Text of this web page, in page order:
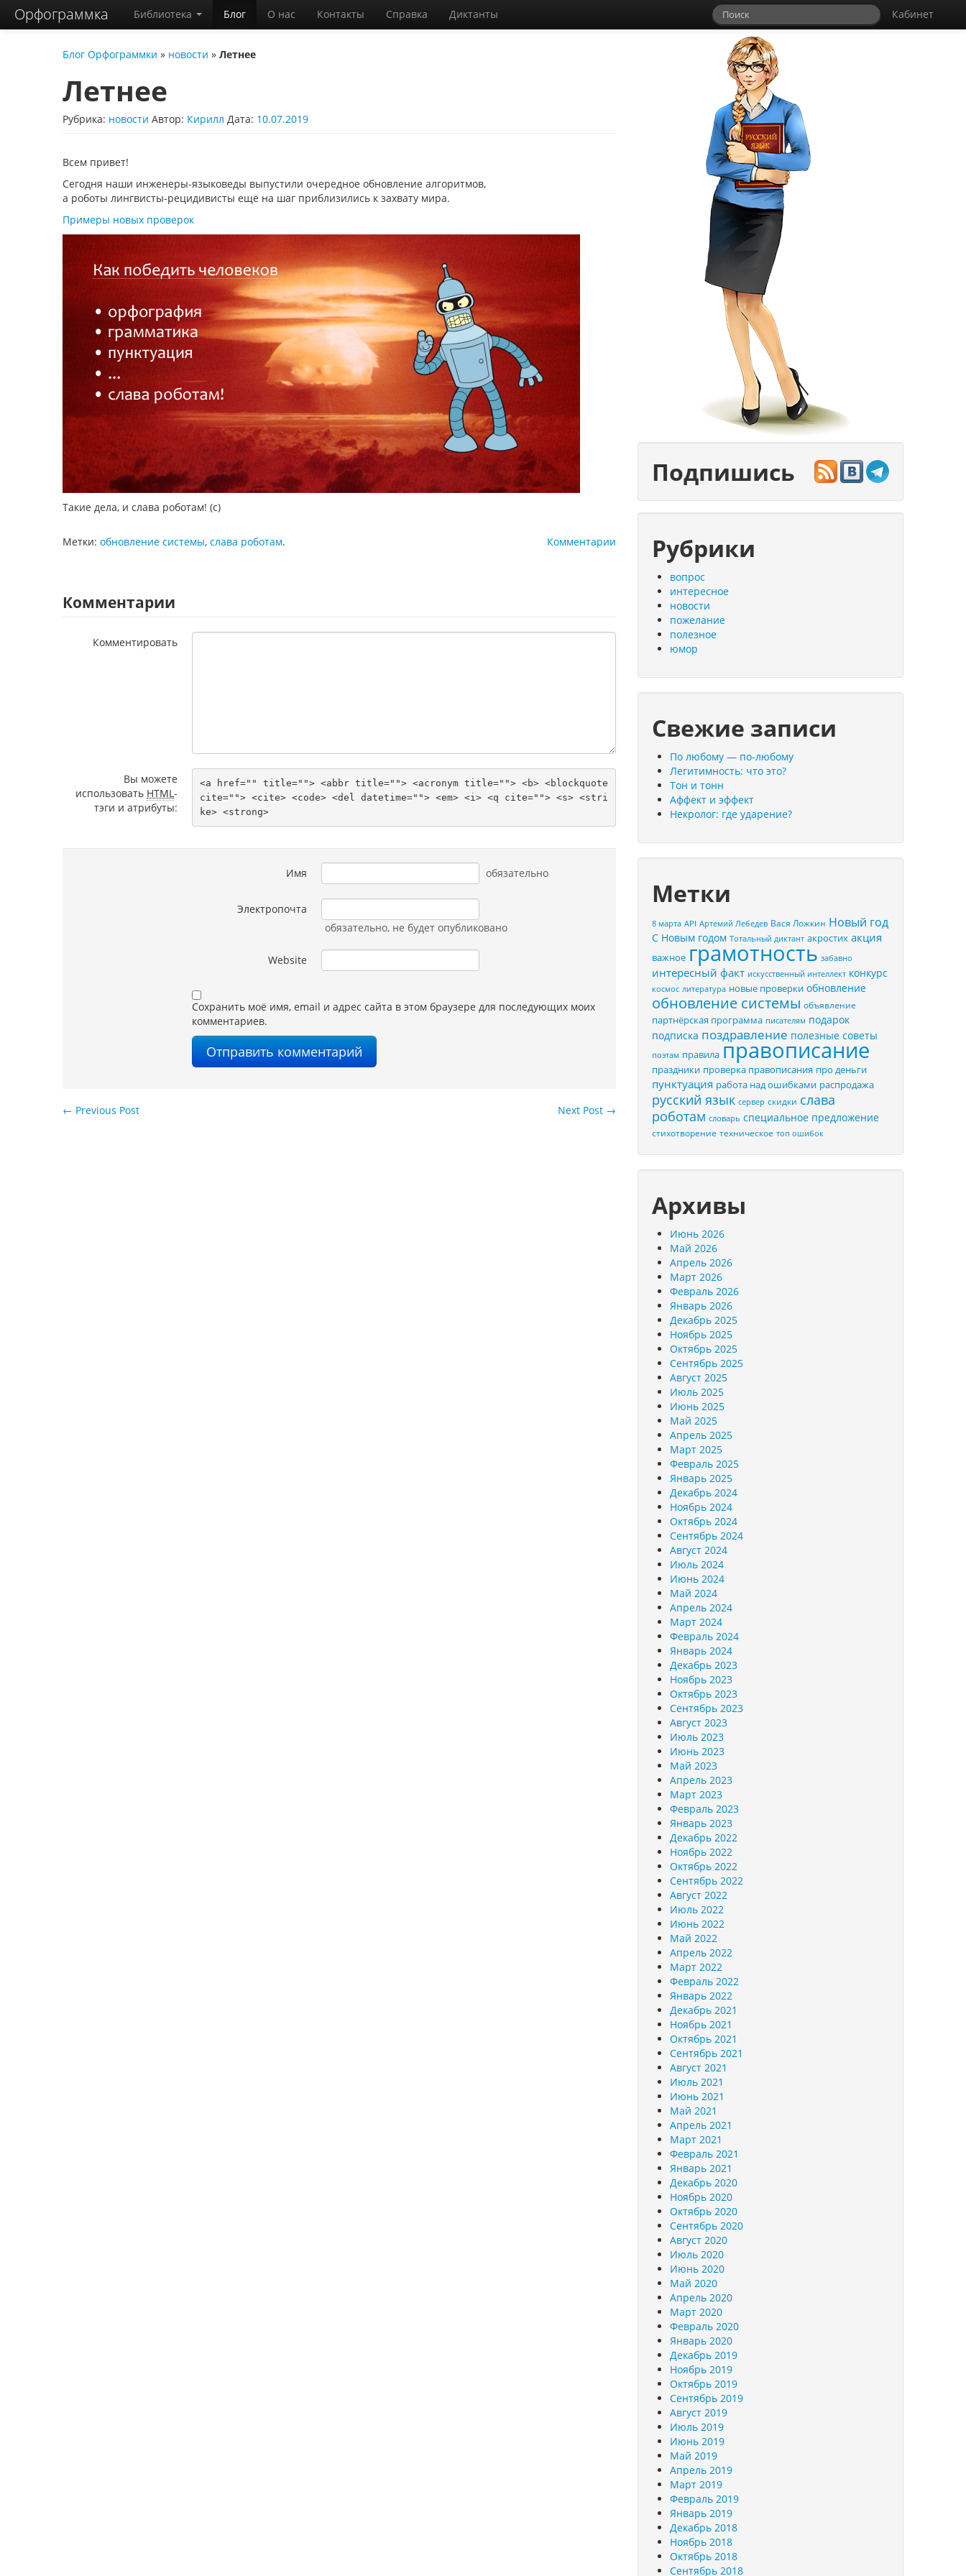
Орфограммка Кабинет
Библиотека Блог О нас Контакты Справка Диктанты
Блог Орфограммки » новости » Летнее
Летнее
Рубрика: новости Автор: Кирилл Дата: 10.07.2019
Всем привет!
Сегодня наши инженеры-языковеды выпустили очередное обновление алгоритмов,
а роботы лингвисты-рецидивисты ещё на шаг приблизились к захвату мира.
Примеры новых проверок
Такие дела, и слава роботам! (с)
Комментарии
Метки: обновление системы, слава роботам.
Комментарии
Комментировать
Вы можете
использовать HTML-
тэги и атрибуты:
<a href="" title=""> <abbr title=""> <acronym title=""> <b> <blockquote
cite=""> <cite> <code> <del datetime=""> <em> <i> <q cite=""> <s> <stri
ke> <strong>
Имя обязательно
Электропочта
обязательно, не будет опубликовано
Website
Сохранить моё имя, email и адрес сайта в этом браузере для последующих моих
комментариев.
Next Post →
← Previous Post
Подпишись
Рубрики
вопрос
интересное
новости
пожелание
полезное
юмор
Свежие записи
По любому — по-любому
Легитимность: что это?
Тон и тонн
Аффект и эффект
Некролог: где ударение?
Метки
8 марта API Артемий Лебедев Вася Ложкин Новый год
С Новым годом Тотальный диктант акростих акция
важное грамотность забавно
интересный факт искусственный интеллект конкурс
космос литература новые проверки обновление
обновление системы объявление
партнёрская программа писателям подарок
подписка поздравление полезные советы
поэтам правила правописание
праздники проверка правописания про деньги
пунктуация работа над ошибками распродажа
русский язык сервер скидки слава
роботам словарь специальное предложение
стихотворение техническое топ ошибок
Архивы
Июнь 2026
Май 2026
Апрель 2026
Март 2026
Февраль 2026
Январь 2026
Декабрь 2025
Ноябрь 2025
Октябрь 2025
Сентябрь 2025
Август 2025
Июль 2025
Июнь 2025
Май 2025
Апрель 2025
Март 2025
Февраль 2025
Январь 2025
Декабрь 2024
Ноябрь 2024
Октябрь 2024
Сентябрь 2024
Август 2024
Июль 2024
Июнь 2024
Май 2024
Апрель 2024
Март 2024
Февраль 2024
Январь 2024
Декабрь 2023
Ноябрь 2023
Октябрь 2023
Сентябрь 2023
Август 2023
Июль 2023
Июнь 2023
Май 2023
Апрель 2023
Март 2023
Февраль 2023
Январь 2023
Декабрь 2022
Ноябрь 2022
Октябрь 2022
Сентябрь 2022
Август 2022
Июль 2022
Июнь 2022
Май 2022
Апрель 2022
Март 2022
Февраль 2022
Январь 2022
Декабрь 2021
Ноябрь 2021
Октябрь 2021
Сентябрь 2021
Август 2021
Июль 2021
Июнь 2021
Май 2021
Апрель 2021
Март 2021
Февраль 2021
Январь 2021
Декабрь 2020
Ноябрь 2020
Октябрь 2020
Сентябрь 2020
Август 2020
Июль 2020
Июнь 2020
Май 2020
Апрель 2020
Март 2020
Февраль 2020
Январь 2020
Декабрь 2019
Ноябрь 2019
Октябрь 2019
Сентябрь 2019
Август 2019
Июль 2019
Июнь 2019
Май 2019
Апрель 2019
Март 2019
Февраль 2019
Январь 2019
Декабрь 2018
Ноябрь 2018
Октябрь 2018
Сентябрь 2018